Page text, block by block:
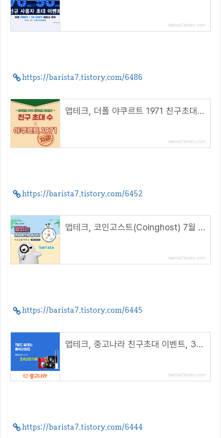
barista7.tistory.com
https://barista7.tistory.com/6486
앱테크, 더폴 야쿠르트 1971 친구초대 이벤트, 야쿠르트 1971 NFT
barista7.tistory.com
https://barista7.tistory.com/6452
앱테크, 코인고스트(Coinghost) 7월 꽝없는 랜덤룰렛, 최대 100GST ( 추천코드 : barista )
barista7.tistory.com
https://barista7.tistory.com/6445
앱테크, 중고나라 친구초대 이벤트, 3000M 적립( 추천 코드 : Z4UD1M )
barista7.tistory.com
https://barista7.tistory.com/6444